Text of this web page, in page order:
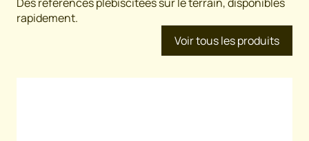
rapidement.
Voir tous les produits